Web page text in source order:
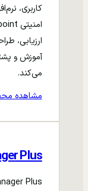
کاربری،
ارزیابی،
می‌کند.
مشاهده
Plus